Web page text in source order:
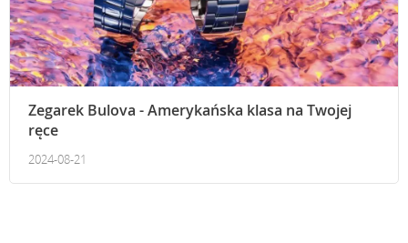
Zegarek Bulova - Amerykańska klasa na Twojej
ręce
2024-08-21